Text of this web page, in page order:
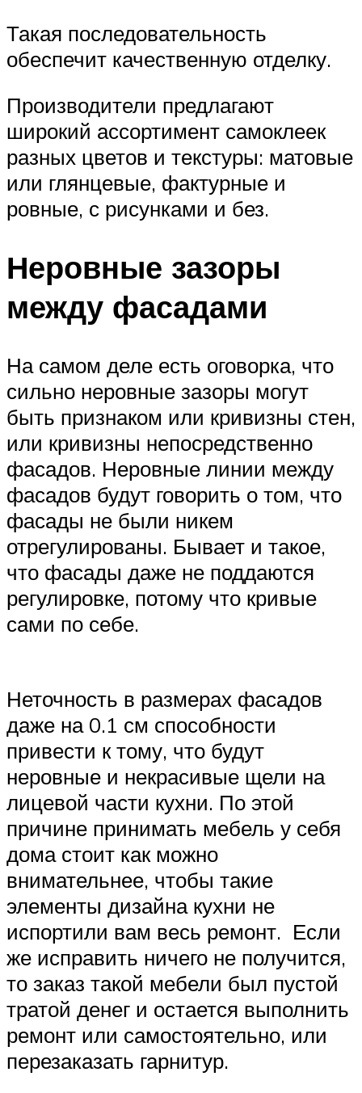
Такая последовательность
обеспечит качественную отделку.
Производители предлагают
широкий ассортимент самоклеек
разных цветов и текстуры: матовые
или глянцевые, фактурные и
ровные, с рисунками и без.
Неровные зазоры
между фасадами
На самом деле есть оговорка, что
сильно неровные зазоры могут
быть признаком или кривизны стен,
или кривизны непосредственно
фасадов. Неровные линии между
фасадов будут говорить о том, что
фасады не были никем
отрегулированы. Бывает и такое,
что фасады даже не поддаются
регулировке, потому что кривые
сами по себе.
Неточность в размерах фасадов
даже на 0.1 см способности
привести к тому, что будут
неровные и некрасивые щели на
лицевой части кухни. По этой
причине принимать мебель у себя
дома стоит как можно
внимательнее, чтобы такие
элементы дизайна кухни не
испортили вам весь ремонт. Если
же исправить ничего не получится,
то заказ такой мебели был пустой
тратой денег и остается выполнить
ремонт или самостоятельно, или
перезаказать гарнитур.